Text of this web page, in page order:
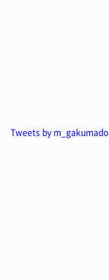
Tweets by m_gakumado